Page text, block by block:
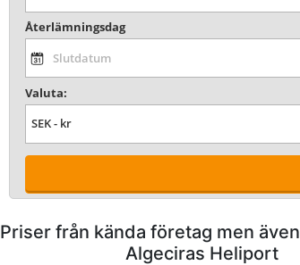
Återlämningsdag
Valuta:
Priser från kända företag men
Algeciras Heliport